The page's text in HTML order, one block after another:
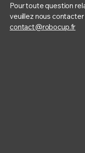
Pour toute question
veuillez nous contacter
contact@robocup.fr